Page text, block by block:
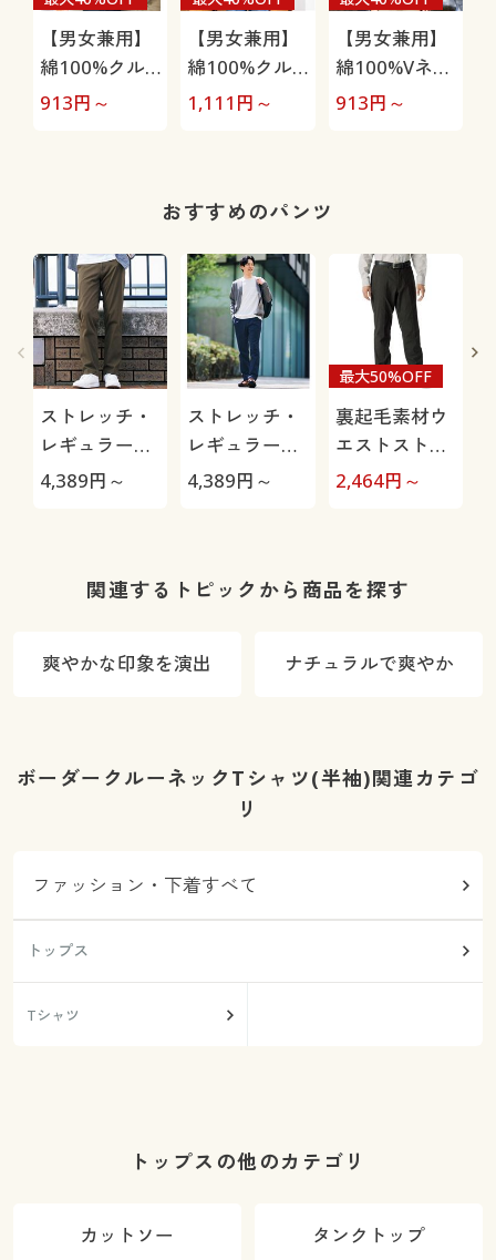
【男女兼用】
綿100%クル
ーネックTシ
913円～
【男女兼用】
綿100%クル
ーネックTシ
1,111 円～
【男女兼用】
綿100%Vネッ
クTシャツ(半
913円～
おすすめのパンツ
ストレッチ・
レギュラーフ
ィットノータ
4,389円～
ストレッチ・
レギュラーフ
ィットツータ
4,389円～
裏起毛素材ウ
エストストレ
ッチ・テーパ
最大50%OFF
2,464円～
関連するトピックから商品を探す
爽やかな印象を演出 ナチュラルで爽やか
ボーダークルーネックTシャツ(半袖)関連カテゴ
リ
ファッション・下着すべて
トップス
Tシャツ
トップスの他のカテゴリ
カットソー タンクトップ